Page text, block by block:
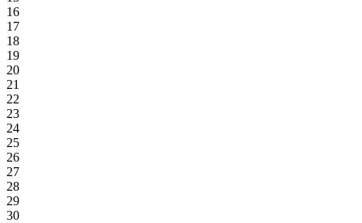
16
17
18
19
20
21
22
23
24
25
26
27
28
29
30